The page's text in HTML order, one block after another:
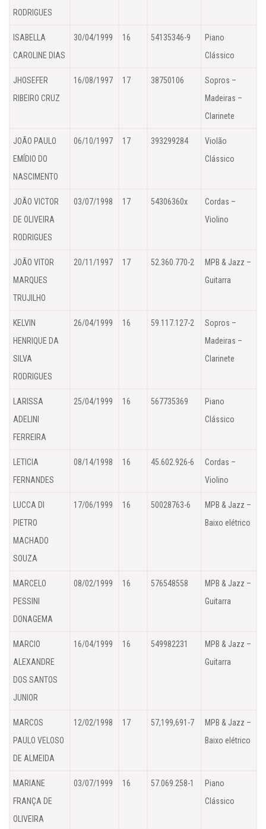
RODRIGUES
ISABELLA
CAROLINE DIAS
30/04/1999 16 54135346-9
Piano
Clássico
JHOSEFER
RIBEIRO CRUZ
16/08/1997 17 38750106
Sopros –
Madeiras –
Clarinete
JOÃO PAULO
EMÍDIO DO
NASCIMENTO
06/10/1997 17 393299284
Violão
Clássico
JOÃO VICTOR
DE OLIVEIRA
RODRIGUES
03/07/1998 17 54306360x
Cordas –
Violino
JOÃO VITOR
MARQUES
TRUJILHO
20/11/1997 17 52.360.770-2
MPB & Jazz –
Guitarra
KELVIN
HENRIQUE DA
SILVA
RODRIGUES
26/04/1999 16 59.117.127-2
Sopros –
Madeiras –
Clarinete
LARISSA
ADELINI
FERREIRA
25/04/1999 16 567735369
Piano
Clássico
LETICIA
FERNANDES
08/14/1998 16 45.602.926-6
Cordas –
Violino
LUCCA DI
PIETRO
MACHADO
SOUZA
17/06/1999 16 50028763-6
MPB & Jazz –
Baixo elétrico
MARCELO
PESSINI
DONAGEMA
08/02/1999 16 576548558
MPB & Jazz –
Guitarra
MARCIO
ALEXANDRE
DOS SANTOS
JUNIOR
16/04/1999 16 549982231
MPB & Jazz –
Guitarra
MARCOS
PAULO VELOSO
DE ALMEIDA
12/02/1998 17 57,199,691-7
MPB & Jazz –
Baixo elétrico
MARIANE
FRANÇA DE
OLIVEIRA
03/07/1999 16 57.069.258-1
Piano
Clássico